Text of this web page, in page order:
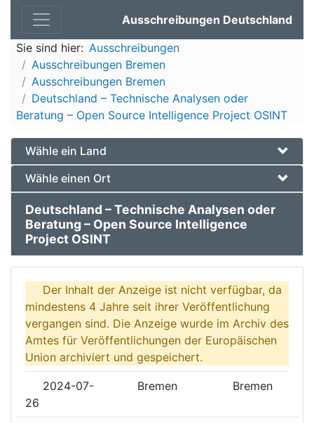
Ausschreibungen Deutschland
Sie sind hier: Ausschreibungen
Ausschreibungen Bremen
Ausschreibungen Bremen
Deutschland – Technische Analysen oder
Beratung – Open Source Intelligence Project OSINT
Wähle ein Land
Wähle einen Ort
Deutschland – Technische Analysen oder
Beratung – Open Source Intelligence
Project OSINT
Der Inhalt der Anzeige ist nicht verfügbar, da
mindestens 4 Jahre seit ihrer Veröffentlichung
vergangen sind. Die Anzeige wurde im Archiv des
Amtes für Veröffentlichungen der Europäischen
Union archiviert und gespeichert.
2024-07-
26
Bremen Bremen